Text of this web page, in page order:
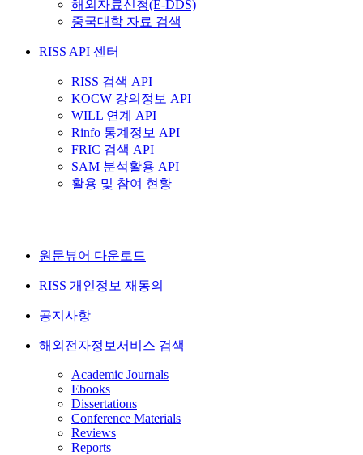
해외자료신청(E-DDS)
중국대학 자료 검색
RISS API 센터
RISS 검색 API
KOCW 강의정보 API
WILL 연계 API
Rinfo 통계정보 API
FRIC 검색 API
SAM 분석활용 API
활용 및 참여 현황
원문뷰어 다운로드
RISS 개인정보 재동의
공지사항
해외전자정보서비스 검색
Academic Journals
Ebooks
Dissertations
Conference Materials
Reviews
Reports